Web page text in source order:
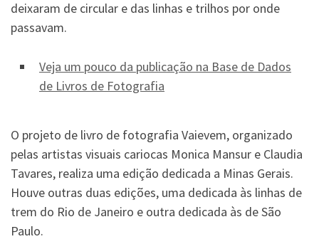
deixaram de circular e das linhas e trilhos por onde
passavam.
Veja um pouco da publicação na Base de Dados
de Livros de Fotografia
O projeto de livro de fotografia Vaievem, organizado
pelas artistas visuais cariocas Monica Mansur e Claudia
Tavares, realiza uma edição dedicada a Minas Gerais.
Houve outras duas edições, uma dedicada às linhas de
trem do Rio de Janeiro e outra dedicada às de São
Paulo.